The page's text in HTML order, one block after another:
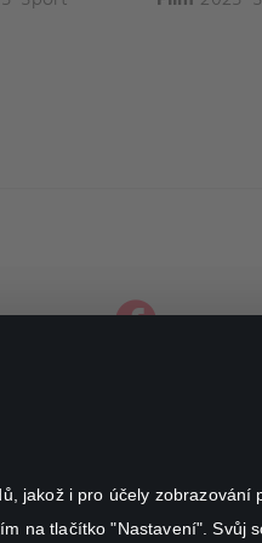
jakož i pro účely zobrazování
na tlačítko "Nastavení". Svůj
facebook